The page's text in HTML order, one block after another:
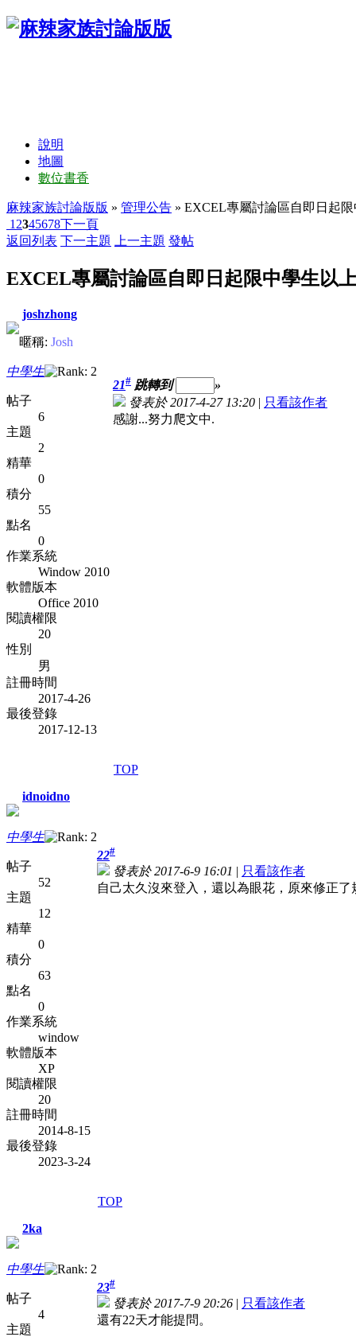
說明
地圖
數位書香
麻辣家族討論版版 » 管理公告 » EXCEL專屬討論區自即日起
1 2345678下一頁
返回列表 下一主題 上一主題 發帖
EXCEL專屬討論區自即日起限中學生以
joshzhong
暱稱: Josh
中學生
帖子
6
主題
2
精華
0
積分
55
點名
0
作業系統
Window 2010
軟體版本
Office 2010
閱讀權限
20
性別
男
註冊時間
2017-4-26
最後登錄
2017-12-13
21# 跳轉到
»
發表於 2017-4-27 13:20 | 只看該作者
感謝...努力爬文中.
TOP
idnoidno
中學生
帖子
52
主題
12
精華
0
積分
63
點名
0
作業系統
window
軟體版本
XP
閱讀權限
20
註冊時間
2014-8-15
最後登錄
2023-3-24
22#
發表於 2017-6-9 16:01 | 只看該作者
自己太久沒來登入，還以為眼花，原來修正
TOP
2ka
中學生
帖子
4
主題
23#
發表於 2017-7-9 20:26 | 只看該作者
還有22天才能提問。